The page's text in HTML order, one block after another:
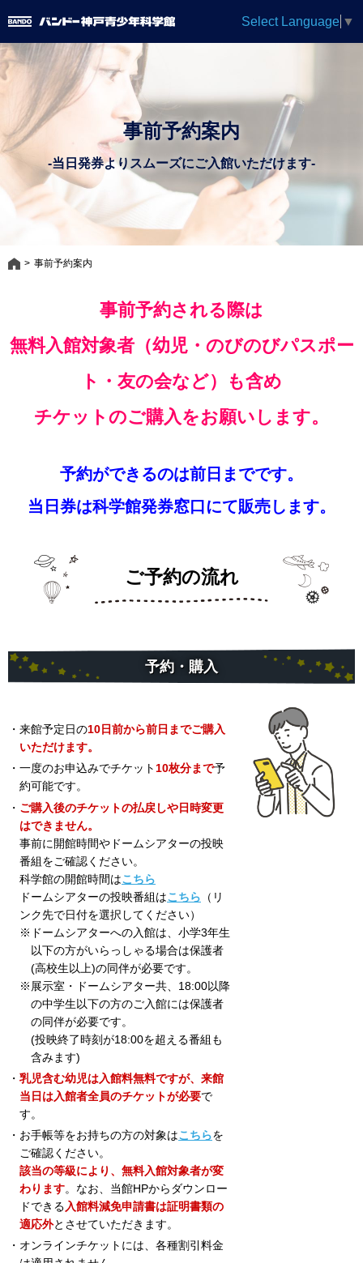
Select Language ▼
事前予約案内
-当日発券よりスムーズにご入館いただけます-
事前予約案内
事前予約される際は
無料入館対象者（幼児・のびのびパスポー
ト・友の会など）も含め
チケットのご購入をお願いします。
予約ができるのは前日までです。
当日券は科学館発券窓口にて販売します。
ご予約の流れ
予約・購入
・来館予定日の10日前から前日までご購入
いただけます。
・一度のお申込みでチケット10枚分まで予
約可能です。
・ ご購入後のチケットの払戻しや日時変更
はできません。
事前に開館時間やドームシアターの投映
番組をご確認ください。
科学館の開館時間はこちら
ドームシアターの投映番組はこちら （リ
ンク先で日付を選択してください）
※ドームシアターへの入館は、小学3年生
以下の方がいらっしゃる場合は保護者
(高校生以上)の同伴が必要です。
※展示室・ドームシアター共、18:00以降
の中学生以下の方のご入館には保護者
の同伴が必要です。
(投映終了時刻が18:00を超える番組も
含みます)
・ 乳児含む幼児は入館料無料ですが、来館
当日は入館者全員のチケットが必要で
す。
・お手帳等をお持ちの方の対象はこちらを
ご確認ください。
該当の等級により、無料入館対象者が変
わります。なお、当館HPからダウンロー
ドできる 入館料減免申請書は証明書類の
適応外とさせていただきます。
・オンラインチケットには、各種割引料金